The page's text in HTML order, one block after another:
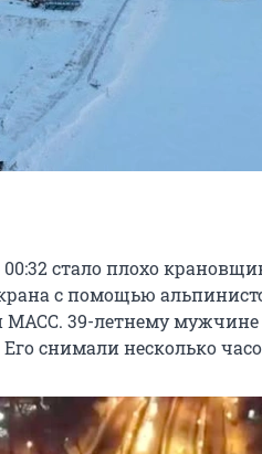
стало плохо
с помощью
39-летнему мужчине
снимали несколько